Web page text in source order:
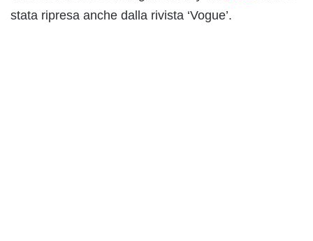
stata ripresa anche dalla rivista ‘Vogue’.